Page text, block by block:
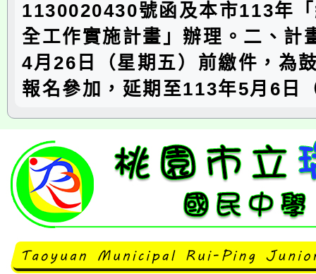
1130020430號函及本市113年
全工作實施計畫」辦理。二、計
4月26日（星期五）前繳件，為
報名參加，延期至113年5月6日